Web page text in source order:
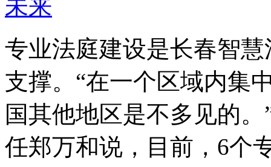
专业法庭建设是长春智
支撑。“在一个区域内集
国其他地区是不多见的
任郑万和说，目前，6个